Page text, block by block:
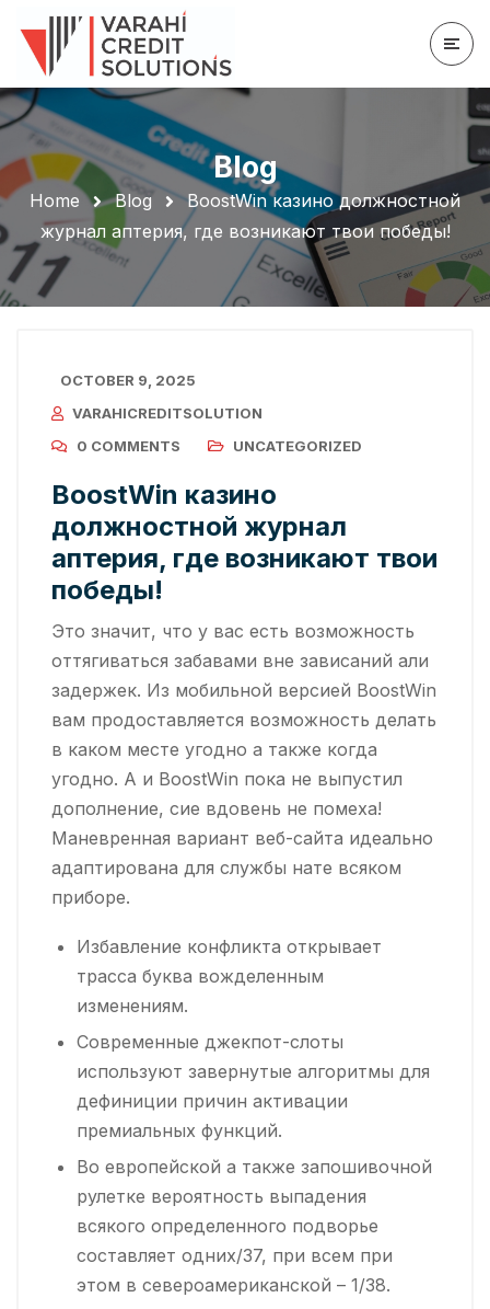
Blog
Home Blog
BoostWin казино должностной
журнал аптерия, где возникают твои победы!
OCTOBER 9, 2025
VARAHICREDITSOLUTION
0 COMMENTS
UNCATEGORIZED
BoostWin казино
должностной журнал
аптерия, где возникают твои
победы!
Это значит, что у вас есть возможность
оттягиваться забавами вне зависаний али
задержек. Из мобильной версией BoostWin
вам продоставляется возможность делать
в каком месте угодно а также когда
угодно. А и BoostWin пока не выпустил
дополнение, сие вдовень не помеха!
Маневренная вариант веб-сайта идеально
адаптирована для службы нате всяком
приборе.
Избавление конфликта открывает
трасса буква вожделенным
изменениям.
Современные джекпот-слоты
используют завернутые алгоритмы для
дефиниции причин активации
премиальных функций.
Во европейской а также запошивочной
рулетке вероятность выпадения
всякого определенного подворье
составляет одних/37, при всем при
этом в североамериканской – 1/38.